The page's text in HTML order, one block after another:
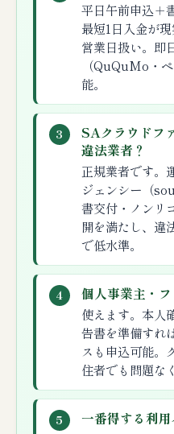
平日午前申込＋
最短1日入金が
営業日扱い。即
（QuQuMo・
能。
3
SAクラウドフ
違法業者？
正規業者です。
ジェンシー（
書交付・ノンリ
開を満たし、違
で低水準。
4 個人事業主・
使えます。本人
告書を準備すれ
スも申込可能。
住者でも問題な
5 一番得する利